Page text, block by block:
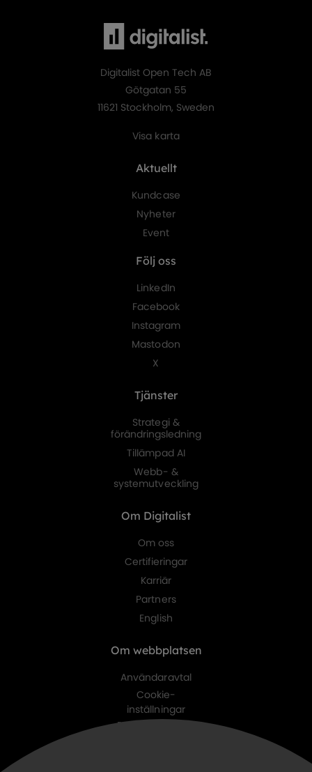
Digitalist Open Tech AB
Götgatan 55
11621 Stockholm, Sweden
Visa karta
Aktuellt
Kundcase
Nyheter
Event
Följ oss
LinkedIn
Facebook
Instagram
Mastodon
X
Tjänster
Strategi &
förändringsledning
Tillämpad AI
Webb- &
systemutveckling
Om Digitalist
Om oss
Certifieringar
Karriär
Partners
English
Om webbplatsen
Användaravtal
Cookie-
inställningar
Personuppgifts-